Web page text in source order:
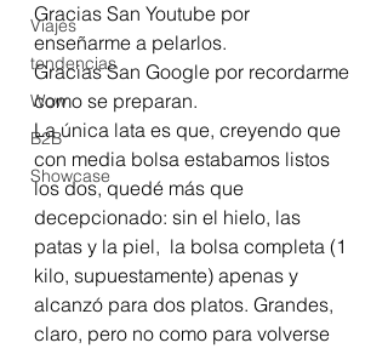
Viajes
tendencias
Wow
B2B
Showcase
Gracias San Youtube por
enseñarme a pelarlos.
Gracias San Google por recordarme
como se preparan.
La única lata es que, creyendo que
con media bolsa estabamos listos
los dos, quedé más que
decepcionado: sin el hielo, las
patas y la piel,  la bolsa completa (1
kilo, supuestamente) apenas y
alcanzó para dos platos. Grandes,
claro, pero no como para volverse